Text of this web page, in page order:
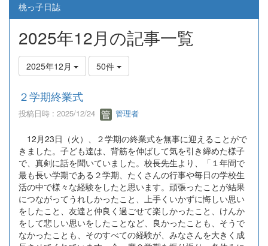
桃っ子日誌
2025年12月の記事一覧
2025年12月 50件
２学期終業式
投稿日時 : 2025/12/24 管理者
12月23日（火）、２学期の終業式を無事に迎えることがで
きました。子ども達は、背筋を伸ばして気を引き締めた様子
で、真剣に話を聞いていました。校長先生より、「１年間で
最も長い学期である２学期、たくさんの行事や毎日の学校生
活の中で様々な経験をしたと思います。頑張ったことが結果
につながってうれしかったこと、上手くいかずに悔しい思い
をしたこと、友達と仲良く過ごせて楽しかったこと、けんか
をして悲しい思いをしたことなど、良かったことも、そうで
なかったことも、そのすべての経験が、みなさんを大きく成